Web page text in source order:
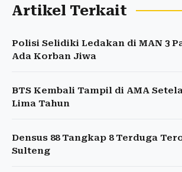
Artikel Terkait
Polisi Selidiki Ledakan di MAN 3
Ada Korban Jiwa
BTS Kembali Tampil di AMA
Lima Tahun
Densus 88 Tangkap 8 Terduga
Sulteng